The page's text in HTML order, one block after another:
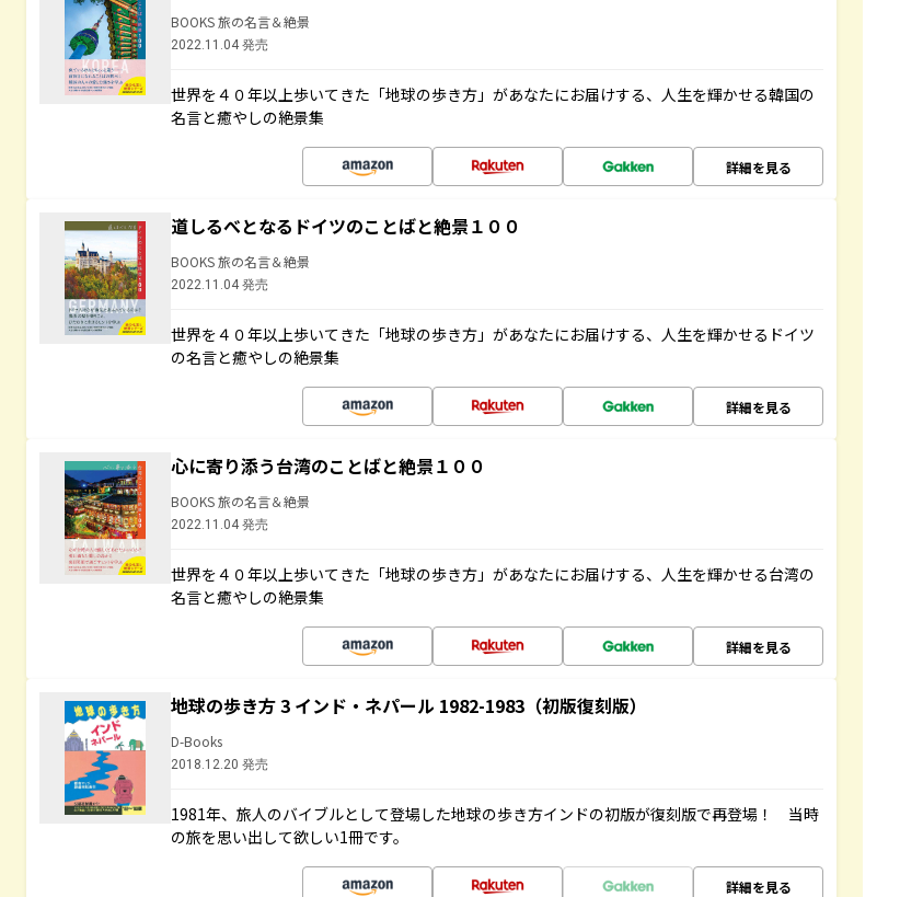
BOOKS 旅の名言＆絶景
2022.11.04 発売
世界を４０年以上歩いてきた「地球の歩き方」があなたにお届けする、人生を輝かせる韓国の
名言と癒やしの絶景集
詳細を見る
道しるべとなるドイツのことばと絶景１００
BOOKS 旅の名言＆絶景
2022.11.04 発売
世界を４０年以上歩いてきた「地球の歩き方」があなたにお届けする、人生を輝かせるドイツ
の名言と癒やしの絶景集
詳細を見る
心に寄り添う台湾のことばと絶景１００
BOOKS 旅の名言＆絶景
2022.11.04 発売
世界を４０年以上歩いてきた「地球の歩き方」があなたにお届けする、人生を輝かせる台湾の
名言と癒やしの絶景集
詳細を見る
地球の歩き方 3 インド・ネパール 1982-1983（初版復刻版）
D-Books
2018.12.20 発売
1981年、旅人のバイブルとして登場した地球の歩き方インドの初版が復刻版で再登場！ 当時
の旅を思い出して欲しい1冊です。
詳細を見る